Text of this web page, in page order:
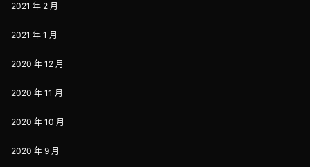
2021 年 2 月
2021 年 1 月
2020 年 12 月
2020 年 11 月
2020 年 10 月
2020 年 9 月